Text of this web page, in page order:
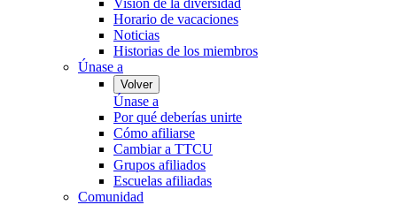
Visión de la diversidad
Horario de vacaciones
Noticias
Historias de los miembros
Únase a
Volver
Únase a
Por qué deberías unirte
Cómo afiliarse
Cambiar a TTCU
Grupos afiliados
Escuelas afiliadas
Comunidad